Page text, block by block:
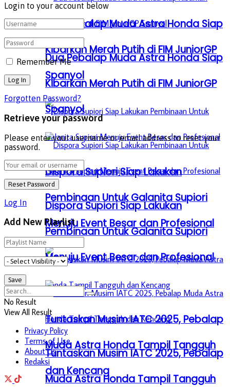
Dua Pebalap Muda Astra Honda Siap
Kibarkan Merah Putih di FIM JuniorGP
Spanyol
Dispora Supiori Siap Lakukan
Pembinaan Untuk Galanita Supiori
Menuju Event Besar dan Profesional
Tuntaskan Musim IATC 2025, Pebalap
Muda Astra Honda Tampil Tangguh
dan Kencang
Dua Pebalap Muda Astra Honda Siap
Kibarkan Merah Putih di FIM JuniorGP
Spanyol
Dispora Supiori Siap Lakukan
Pembinaan Untuk Galanita Supiori
Menuju Event Besar dan Profesional
Tuntaskan Musim IATC 2025, Pebalap
Muda Astra Honda Tampil Tangguh
Login to your account below
Remember Me
Forgotten Password?
Retrieve your password
Please enter your username or email address to reset your
password.
Log In
Add New Playlist
No Result
View All Result
Privacy Policy
Terms of Use
About Us
Redaksi